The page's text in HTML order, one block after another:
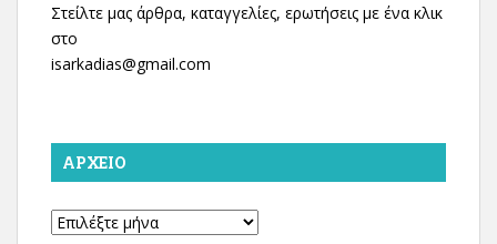
Στείλτε μας άρθρα, καταγγελίες, ερωτήσεις με ένα κλικ
στο
isarkadias@gmail.com
ΑΡΧΕΊΟ
Αρχείο